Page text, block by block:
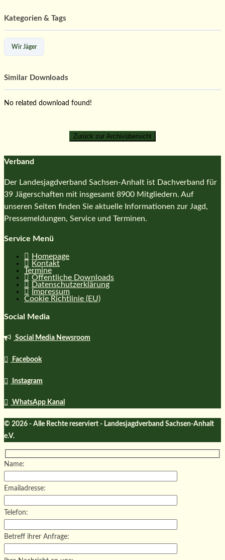
Kategorien & Tags
Wir Jäger
Similar Downloads
No related download found!
Verband
Der Landesjagdverband Sachsen-Anhalt ist Dachverband für
39 Jägerschaften mit insgesamt 8900 Mitgliedern. Auf
unseren Seiten finden Sie aktuelle Informationen zur Jagd,
Pressemeldungen, Service und Terminen.
Service Menü
Homepage
Kontakt
Termine
Öffentliche Downloads
Datenschutzerklärung
Impressum
Cookie Richtlinie (EU)
Social Media
Social Media Newsroom
Facebook
Instagram
WhatsApp Kanal
© 2026 - Alle Rechte reserviert - Landesjagdverband Sachsen-Anhalt
e.V.
Name:
Emailadresse:
Telefon:
Betreff ihrer Anfrage: